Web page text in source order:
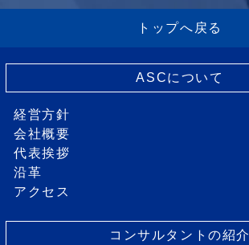
トップへ戻る
ASCについて
経営方針
会社概要
代表挨拶
沿革
アクセス
コンサルタントの紹介